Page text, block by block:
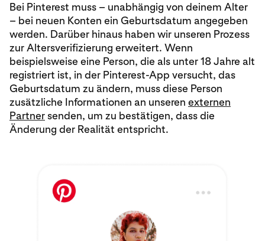
Bei Pinterest muss – unabhängig von deinem Alter
– bei neuen Konten ein Geburtsdatum angegeben
werden. Darüber hinaus haben wir unseren Prozess
zur Altersverifizierung erweitert. Wenn
beispielsweise eine Person, die als unter 18 Jahre alt
registriert ist, in der Pinterest-App versucht, das
Geburtsdatum zu ändern, muss diese Person
zusätzliche Informationen an unseren externen
Partnersenden, um zu bestätigen, dass die
Änderung der Realität entspricht.